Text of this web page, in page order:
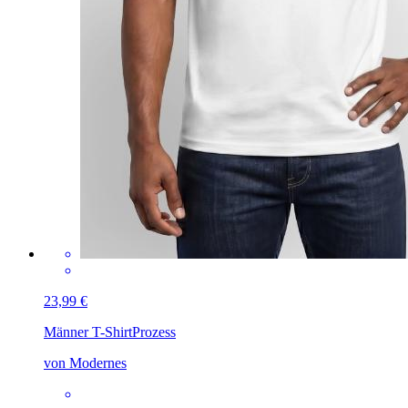
23,99 €
Männer T-ShirtProzess
von Modernes